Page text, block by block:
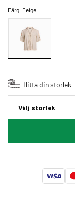
Färg: Beige
Hitta din storlek
Välj storlek